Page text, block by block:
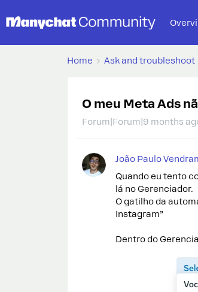
Home Ask and troubleshoot
O meu Meta Ads
Forum|Forum|9 months
João Paulo
Quando eu tento
lá no Gerenciador.
O gatilho da
Instagram”
Dentro do